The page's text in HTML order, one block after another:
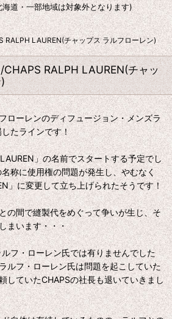
道・一部地域は対象外となります)
RALPH LAUREN(チャップス ラルフローレン)
RALPH LAUREN(チャッ
ローレンのディフュージョン・メンズラ
たラインです！
」の名前でスタートする予定でし
称に使用権の問題が発生し、やむなく
」に変更して立ち上げられたそうです！
の間で縫製代をめぐって争いが生じ、そ
まいます・・・
フ・ローレン氏では有りませんでした
ルフ・ローレン氏は問題を起こしていた
していたCHAPSの社長も退いていきまし